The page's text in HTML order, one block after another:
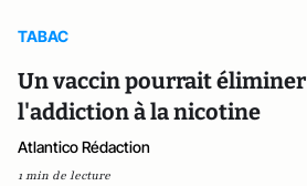
TABAC
Un vaccin pourrait éliminer
l'addiction à la nicotine
Atlantico Rédaction
1 min de lecture